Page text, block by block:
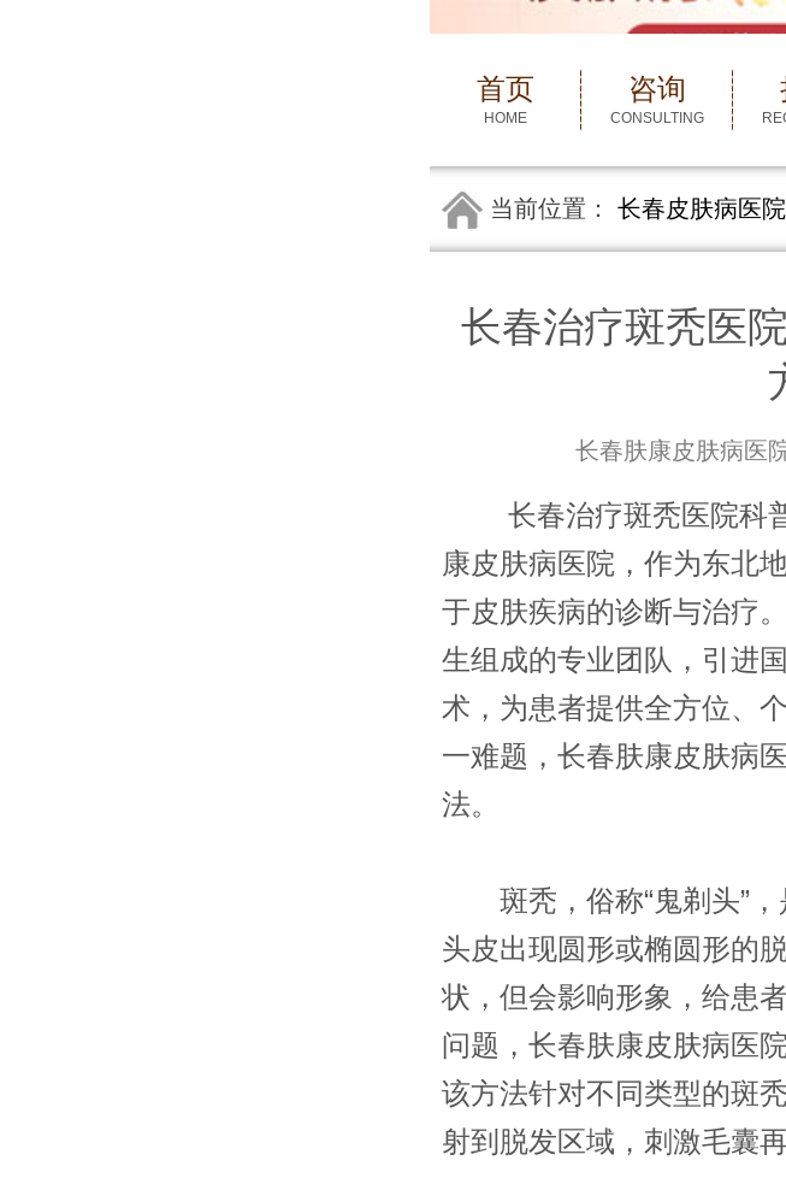
首页
HOME
咨询
CONSULTING
当前位置： 长春皮肤病医院
长春治疗斑秃医
长春肤康皮肤病医
长春治疗斑秃医院科普
康皮肤病医院，作为东北
于皮肤疾病的诊断与治疗
生组成的专业团队，引进
术，为患者提供全方位、
一难题，长春肤康皮肤病
法。
斑秃，俗称“鬼剃头”，
头皮出现圆形或椭圆形的
状，但会影响形象，给患
问题，长春肤康皮肤病医
该方法针对不同类型的斑
射到脱发区域，刺激毛囊